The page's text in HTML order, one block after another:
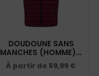
DOUDOUNE SANS
MANCHES (HOMME) -
ECURIE COEUR DE
SOLOGNE -
À partir de 59,99 €